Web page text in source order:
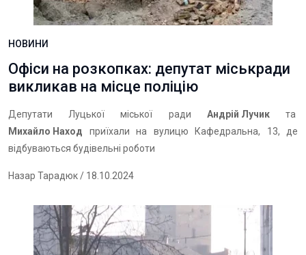
НОВИНИ
Офіси на розкопках: депутат міськради
викликав на місце поліцію
Депутати Луцької міської ради Андрій Лучикта
Михайло Наход приїхали на вулицю Кафедральна, 13, де
відбуваються будівельні роботи
Назар Тарадюк/ 18.10.2024